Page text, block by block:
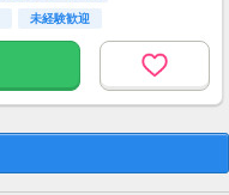
未経験歓迎